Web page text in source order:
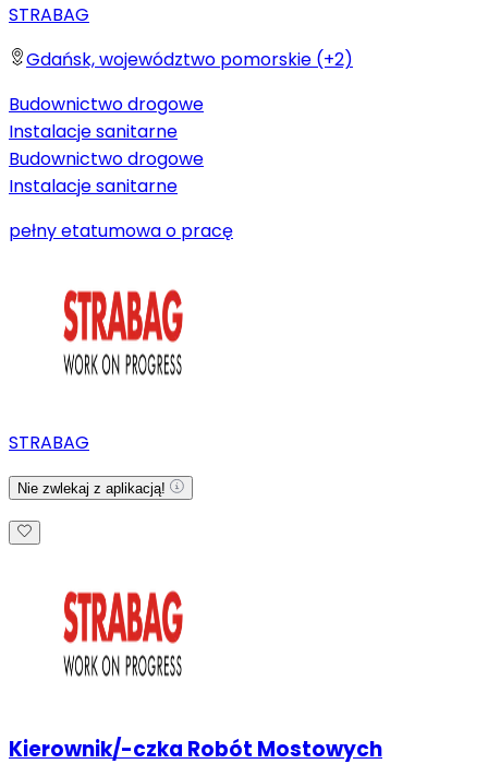
STRABAG
Gdańsk, województwo pomorskie (+2)
Budownictwo drogowe
Instalacje sanitarne
Budownictwo drogowe
Instalacje sanitarne
pełny etatumowa o pracę
STRABAG
Nie zwlekaj z aplikacją!
Kierownik/-czka Robót Mostowych